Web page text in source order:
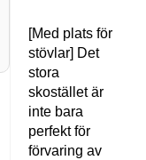
[Med plats för
stövlar] Det
stora
skostället är
inte bara
perfekt för
förvaring av